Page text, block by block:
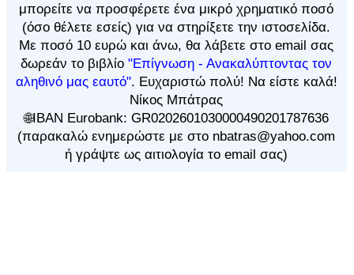
μπορείτε να προσφέρετε ένα μικρό χρηματικό ποσό
(όσο θέλετε εσείς) για να στηρίξετε την ιστοσελίδα.
Με ποσό 10 ευρώ και άνω, θα λάβετε στο email σας
δωρεάν το βιβλίο"Επίγνωση - Ανακαλύπτοντας τον
αληθινό μας εαυτό". Ευχαριστώ πολύ! Να είστε καλά!
Νίκος Μπάτρας
🌐IBAN Eurobank: GR0202601030000490201787636
(παρακαλώ ενημερώστε με στο nbatras@yahoo.com
ή γράψτε ως αιτιολογία το email σας)